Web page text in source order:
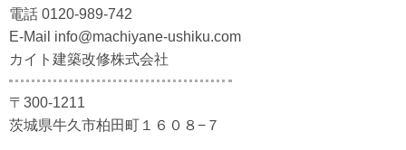
電話 0120-989-742
E-Mail info@machiyane-ushiku.com
カイト建築改修株式会社
〒300-1211
茨城県牛久市柏田町１６０８−７